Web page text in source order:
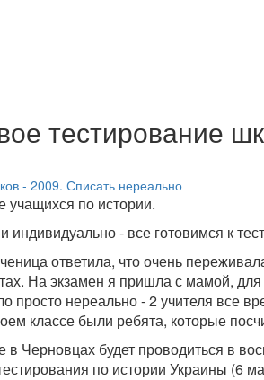
тестирование
учащихся по истории.
- все готовимся к
ответила, что очень
На экзамен я пришла с мамой,
просто нереально - 2 учителя все
классе были ребята, которые
Черновцах будет проводиться в
по истории Украины (6